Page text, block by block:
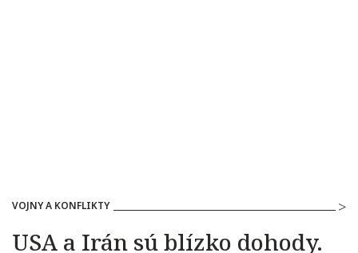
VOJNY A KONFLIKTY
USA a Irán sú blízko dohody.